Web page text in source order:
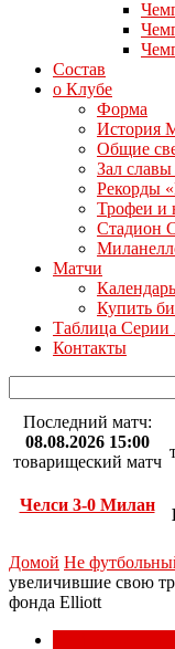
Состав
о Клубе
Форма
История
Общие
Зал
Рекорды
Трофеи и
Стадион
Матчи
Купить
Таблица Серии
Контакты
Последний матч:
08.08.2026 15:00
товарищеский матч
Челси 3-0 Милан
Домой Не
увеличившие свою
фонда Elliott